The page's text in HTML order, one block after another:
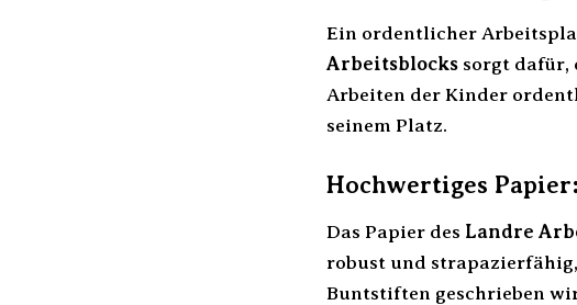
Ein ordentlicher
Arbeitsblocks sorgt dafür,
Arbeiten der Kinder
seinem Platz.
Hochwertiges
Das Papier des Landre
robust und
Buntstiften geschrieben